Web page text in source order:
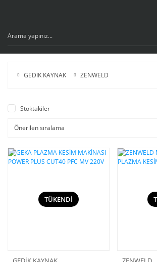
GEDİK KAYNAK ZENWELD
Stoktakiler
TÜKENDİ